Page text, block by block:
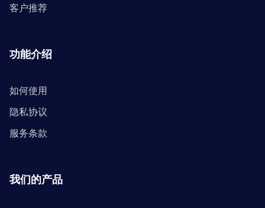
客户推荐
功能介绍
如何使用
隐私协议
服务条款
我们的产品